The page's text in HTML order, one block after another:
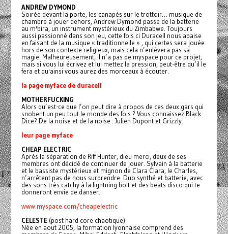
ANDREW DYMOND
Soirée devant la porte, les canapés sur le trottoir… musique de
chambre à jouer dehors, Andrew Dymond passe de la batterie
au m'bira, un instrument mystérieux du Zimbabwe. Toujours
aussi passionné dans son jeu, cette fois ci Duracell nous apaise
en faisant de la musique « traditionnelle » , qui certes sera jouée
hors de son contexte religieux, mais cela n’enlèvera pas sa
magie. Malheureusement, il n’a pas de myspace pour ce projet,
mais si vous lui écrivez et lui mettez la pression, peut-être qu’il le
fera et qu'ainsi vous aurez des morceaux à écouter.
la page myface de duracell
MOTHERFUCKING
Alors qu’est-ce que l’on peut dire à propos de ces deux gars qui
snobent un peu tout le monde des fois ? Vous connaissez Black
Dice? De la noise et de la noise : Julien Dupont et Grizzly.
leur page myface
CHEAP ELECTRIC
Après la séparation de Riff Hunter, dieu merci, deux de ses
membres ont décidé de continuer de jouer. Sylvain à la batterie
et le bassiste mystérieux et mignon de Clara Clara, le Charles,
n’arrêtent pas de nous surprendre. Duo synthé et batterie, avec
des sons très catchy à la lightning bolt et des beats disco qui te
donneront envie de danser.
www.myspace.com/cheapelectric
CELESTE (post hard core chaotique)
Née en aout 2005, la formation lyonnaise comprend des